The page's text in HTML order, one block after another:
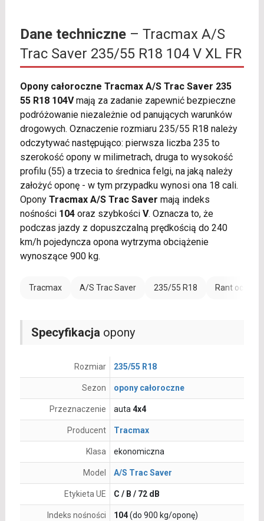
Dane techniczne– Tracmax A/S
Trac Saver 235/55 R18 104 V XL FR
Opony całoroczne Tracmax A/S Trac Saver 235
55 R18 104Vmają za zadanie zapewnić bezpieczne
podróżowanie niezależnie od panujących warunków
drogowych. Oznaczenie rozmiaru 235/55 R18 należy
odczytywać następująco: pierwsza liczba 235 to
szerokość opony w milimetrach, druga to wysokość
profilu (55) a trzecia to średnica felgi, na jaką należy
założyć oponę - w tym przypadku wynosi ona 18 cali.
Opony Tracmax A/S Trac Saver mają indeks
nośności 104oraz szybkości V. Oznacza to, że
podczas jazdy z dopuszczalną prędkością do 240
km/h pojedyncza opona wytrzyma obciążenie
wynoszące 900 kg.
Tracmax A/S Trac Saver 235/55 R18 Rant
Specyfikacja opony
Rozmiar 235/55 R18
Sezon opony całoroczne
Przeznaczenie auta 4x4
Producent Tracmax
Klasa ekonomiczna
Model A/S Trac Saver
Etykieta UE C / B / 72 dB
Indeks nośności 104(do 900 kg/oponę)